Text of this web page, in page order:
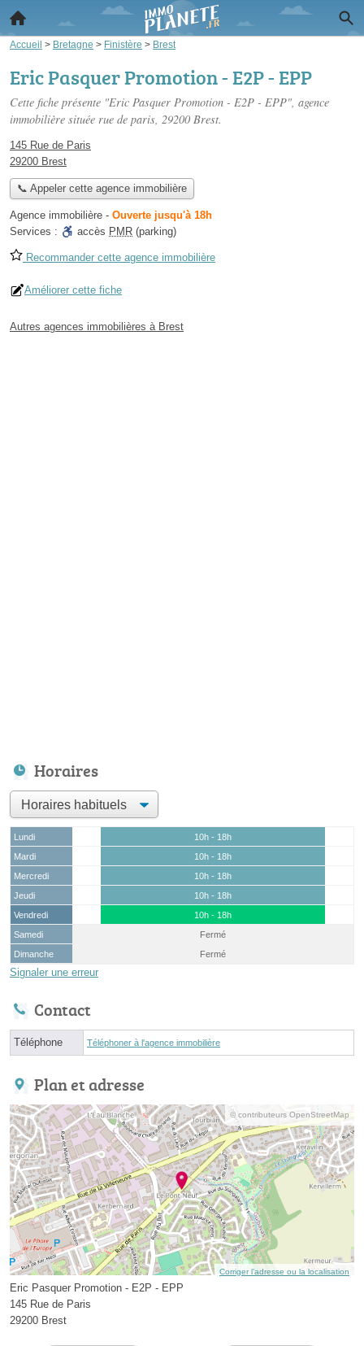
Accueil > Bretagne > Finistère > Brest
Eric Pasquer Promotion - E2P - EPP
Cette fiche présente "Eric Pasquer Promotion - E2P - EPP", agence
immobilière située rue de paris, 29200 Brest.
145 Rue de Paris
29200 Brest
📞 Appeler cette agence immobilière
Agence immobilière - Ouverte jusqu'à 18h
Services :
accès PMR (parking)
Recommander cette agence immobilière
Améliorer cette fiche
Autres agences immobilières à Brest
Horaires
Lundi
10h - 18h
Mardi
10h - 18h
Mercredi
10h - 18h
Jeudi
10h - 18h
Vendredi
10h - 18h
Samedi
Fermé
Dimanche
Fermé
Signaler une erreur
Contact
Téléphone Téléphoner à l'agence immobilière
Plan et adresse
© contributeurs OpenStreetMap
Corriger l’adresse ou la localisation
Eric Pasquer Promotion - E2P - EPP
145 Rue de Paris
29200 Brest